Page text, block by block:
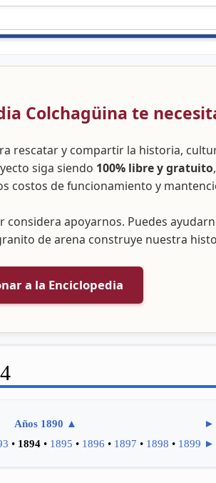
Colchagüina te
rescatar y compartir la historia,
siga siendo 100% libre y gratuito
costos de funcionamiento y
considera apoyarnos. Puedes
de arena construye nuestra
a la Enciclopedia
Años 1890 ▲
►
• 1894 • 1895 • 1896 • 1897 • 1898 • 1899 ►